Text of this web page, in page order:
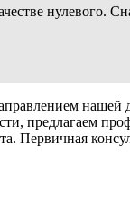
нулевого.
нашей
предлагаем
Первичная